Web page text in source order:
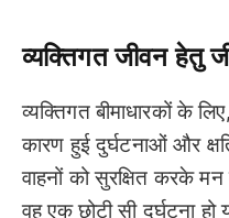
व्यक्तिगत जीवन हेतु
व्यक्तिगत बीमाधारकों के
कारण हुई दुर्घटनाओं और
वाहनों को सुरक्षित करके
वह एक छोटी सी दुर्घटना